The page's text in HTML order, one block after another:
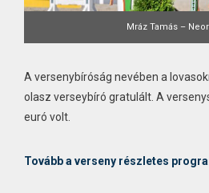
Mráz Tamás –
A versenybíróság nevében a
olasz verseybíró gratulált. A
euró volt.
Tovább a verseny részletes